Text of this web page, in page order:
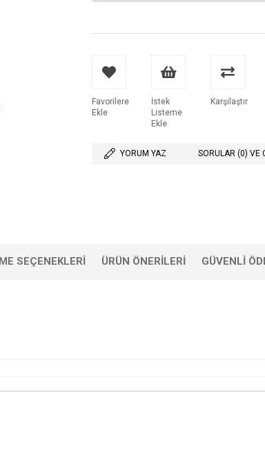
Favorilere
Ekle
İstek
Listeme
Ekle
Karşılaştır
YORUM YAZ SORULAR (0) VE
SEÇENEKLERI ÜRÜN ÖNERILERI GÜVENLI